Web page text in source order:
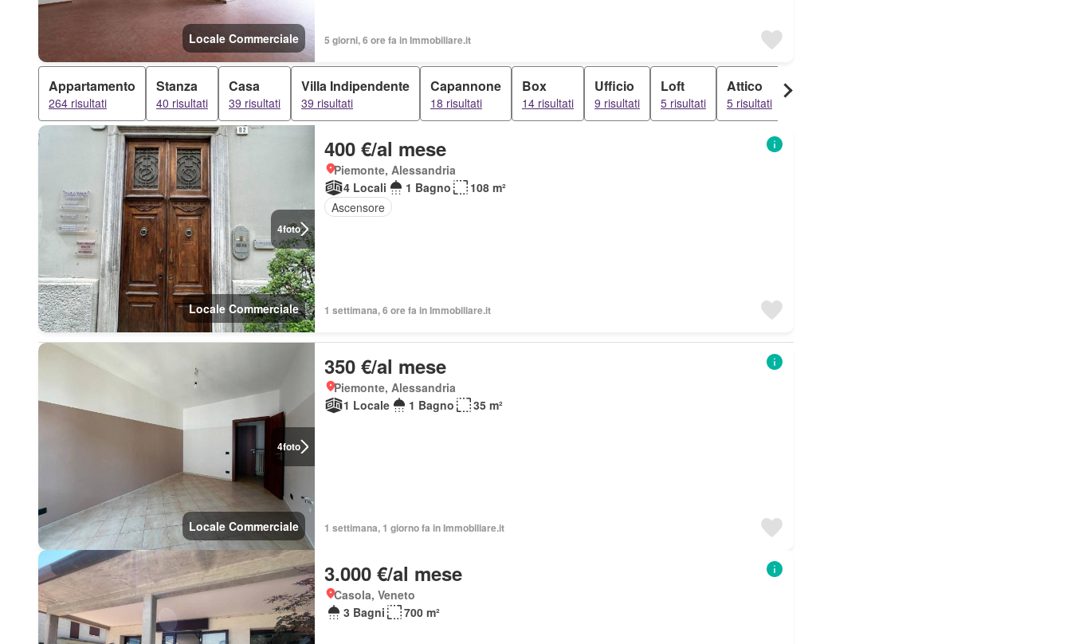
Locale Commerciale 5 giorni, 6 ore fa in Immobiliare.it
Appartamento
264 risultati
Stanza
40 risultati
Casa
39 risultati
Villa Indipendente
39 risultati
Capannone
18 risultati
Box
14 risultati
Ufficio
9 risultati
Loft
5 risultati
Attico
5 risultati
4foto
Locale Commerciale
400 €/al mese
Piemonte, Alessandria
4 Locali
1 Bagno
108 m²
Ascensore
1 settimana, 6 ore fa in Immobiliare.it
4foto
Locale Commerciale
350 €/al mese
Piemonte, Alessandria
1 Locale
1 Bagno 35 m²
1 settimana, 1 giorno fa in Immobiliare.it
3.000 €/al mese
Casola, Veneto
3 Bagni
700 m²